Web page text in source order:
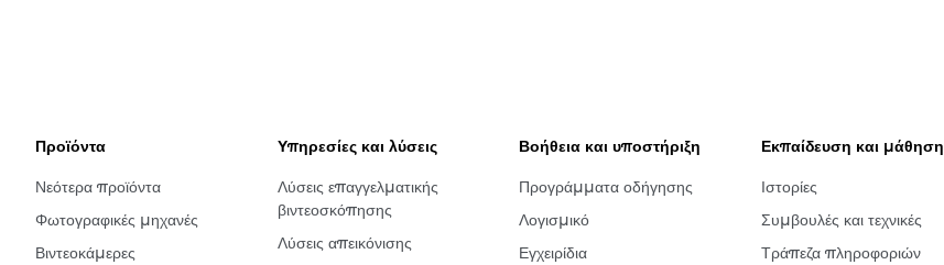
Προϊόντα
Νεότερα προϊόντα
Φωτογραφικές μηχανές
Βιντεοκάμερες
Υπηρεσίες και λύσεις
Λύσεις επαγγελματικής
βιντεοσκόπησης
Λύσεις απεικόνισης
Βοήθεια και υποστήριξη
Προγράμματα οδήγησης
Λογισμικό
Εγχειρίδια
Εκπαίδευση και μάθηση
Ιστορίες
Συμβουλές και τεχνικές
Τράπεζα πληροφοριών